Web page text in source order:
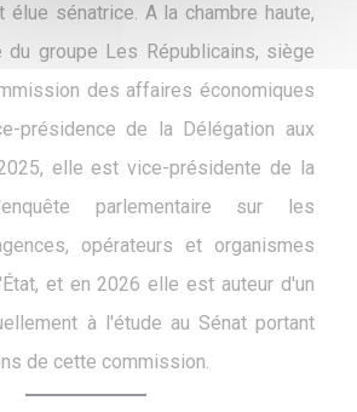
élue sénatrice. A la chambre haute,
groupe Les Républicains, siège
des affaires économiques
présidence de la Délégation aux
elle est vice-présidente de la
parlementaire sur les
opérateurs et organismes
et en 2026 elle est auteur d'un
à l'étude au Sénat portant
de cette commission.